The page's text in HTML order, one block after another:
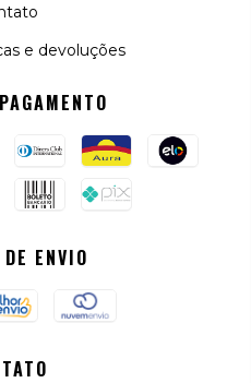
e devoluções
ENVIO